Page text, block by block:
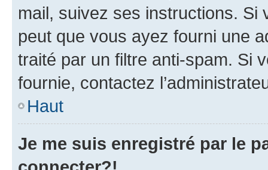
mail, suivez ses instructions. Si
peut que vous ayez fourni une
traité par un filtre anti-spam. Si
fournie, contactez
Haut
Je me suis enregistré par le